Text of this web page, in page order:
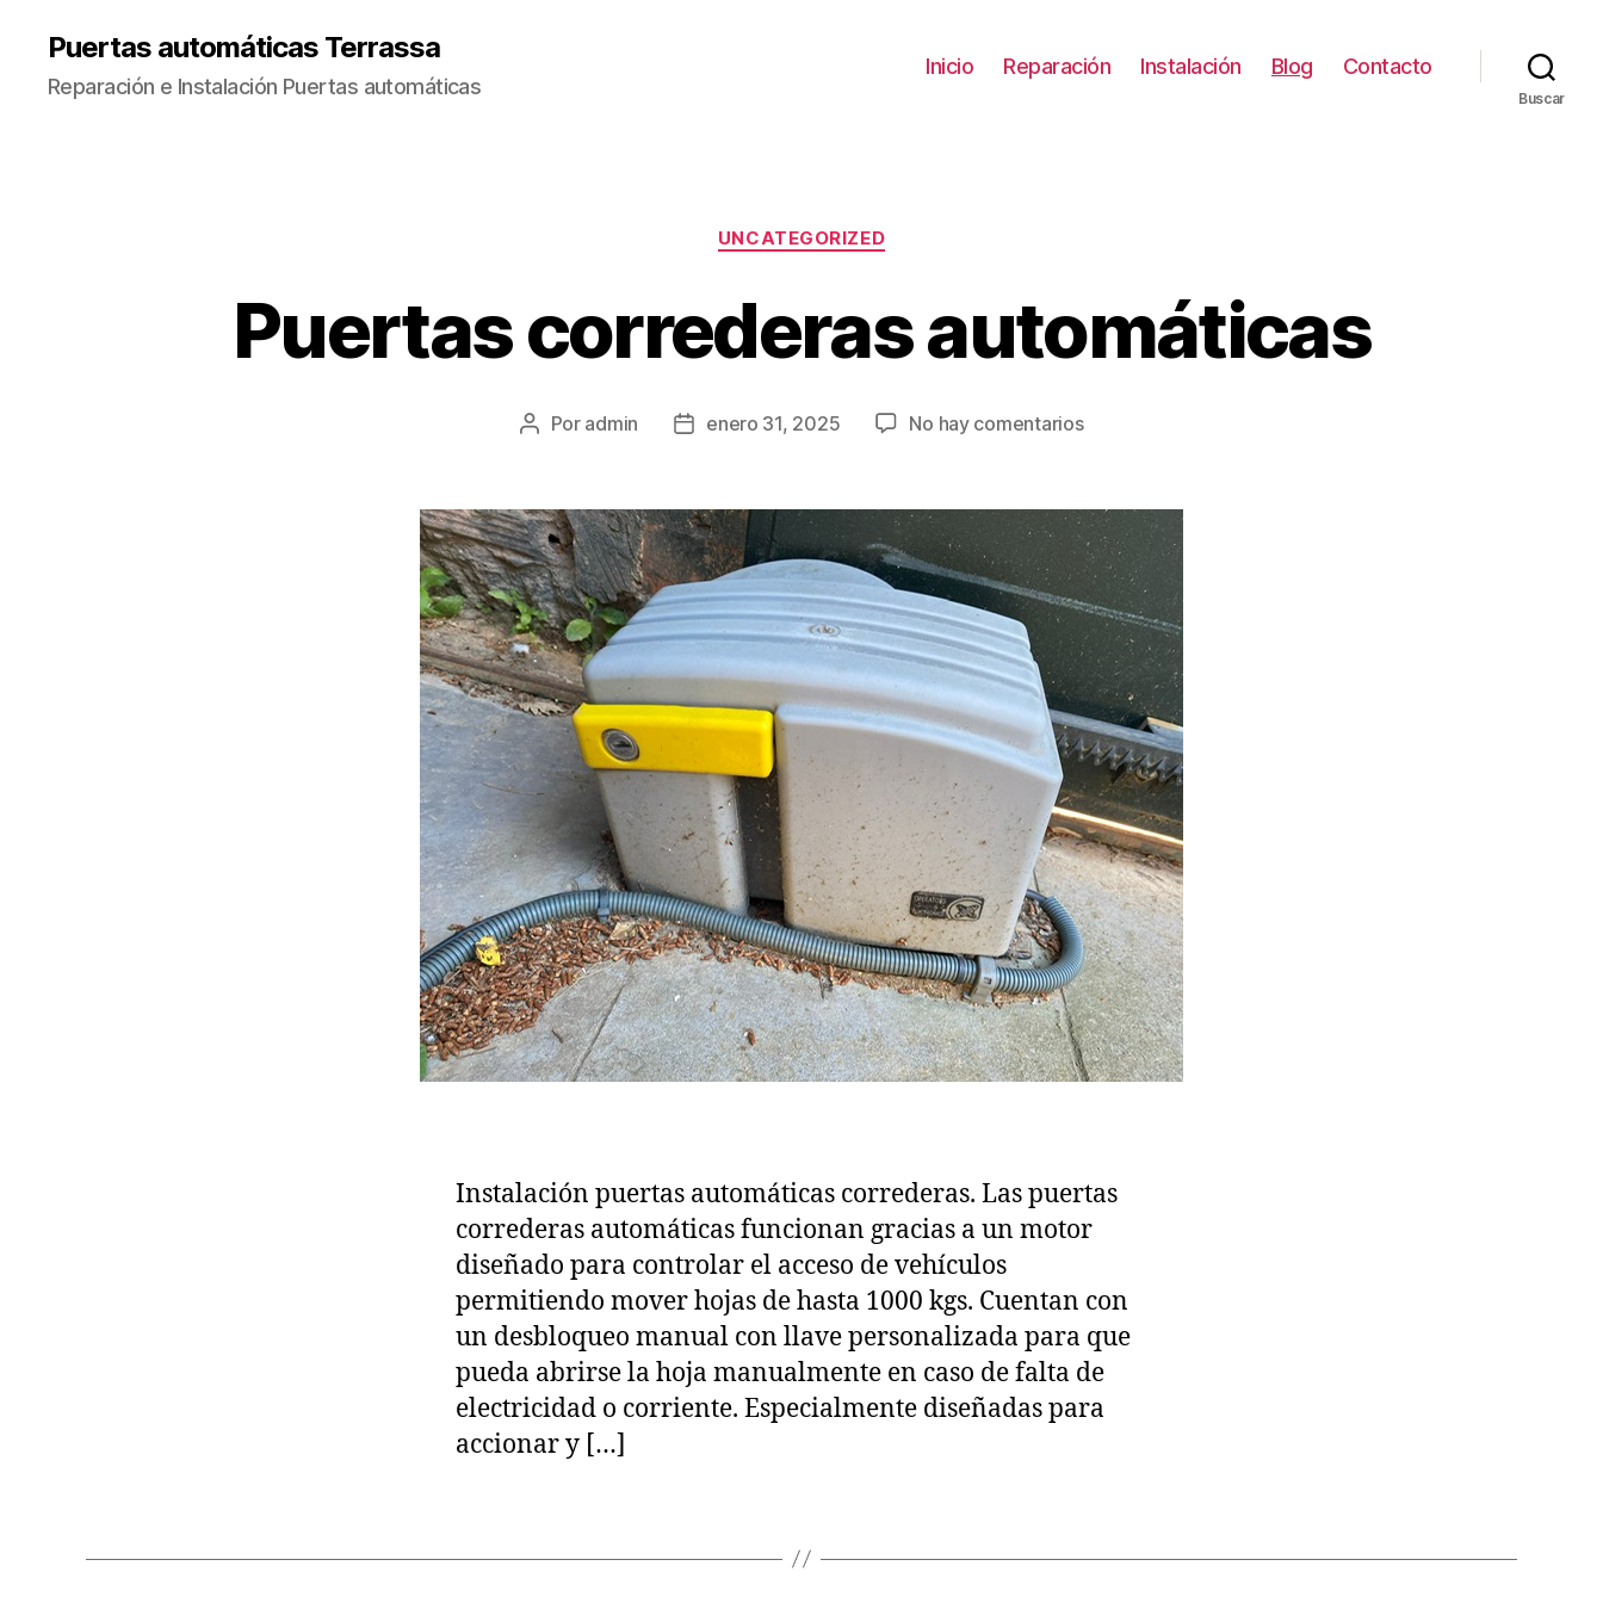
Puertas automáticas Terrassa
Reparación e Instalación Puertas automáticas
Inicio Reparación Instalación Blog Contacto
Buscar
Categorías
UNCATEGORIZED
Puertas correderas automáticas
Autor
entrada
Por admin
Fecha
entrada
enero 31, 2025 No hay comentariosen
automáticas
Instalación puertas automáticas correderas. Las puertas
correderas automáticas funcionan gracias a un motor
diseñado para controlar el acceso de vehículos
permitiendo mover hojas de hasta 1000 kgs. Cuentan con
un desbloqueo manual con llave personalizada para que
pueda abrirse la hoja manualmente en caso de falta de
electricidad o corriente. Especialmente diseñadas para
accionar y […]